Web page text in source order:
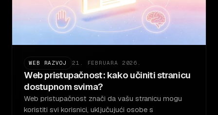
WEB RAZVOJ 21. FEBRUARA 2026.
Web pristupačnost: kako učiniti stranicu
dostupnom svima?
Web pristupačnost znači da vašu stranicu mogu
koristiti svi korisnici, uključujući osobe s